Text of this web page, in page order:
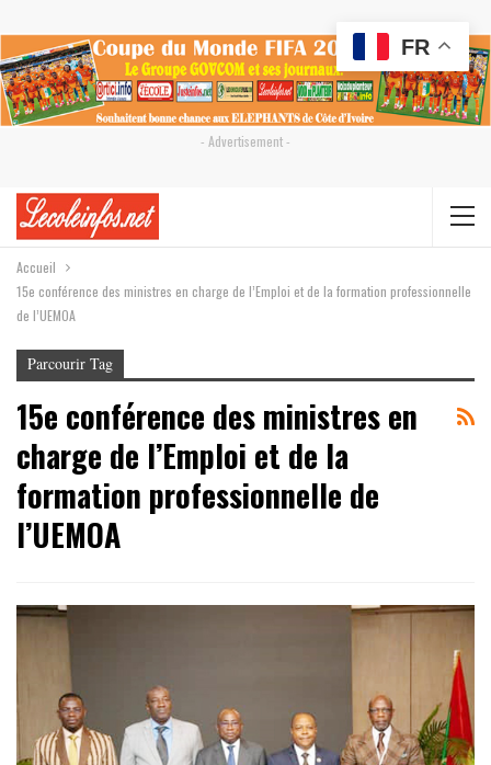
- Advertisement -
Accueil
15e conférence des ministres en charge de l’Emploi et de la formation professionnelle
de l’UEMOA
Parcourir Tag
15e conférence des ministres en
charge de l’Emploi et de la
formation professionnelle de
l’UEMOA
FR